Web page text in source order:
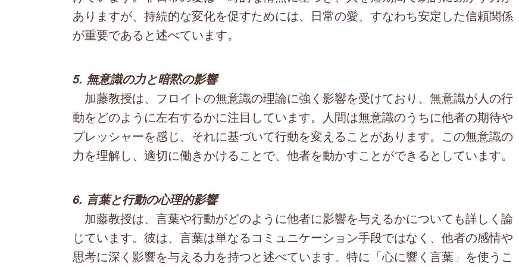
ありますが、持続的な変化を促すためには、日常の愛、すなわち安定した信頼関係
が重要であると述べています。
5. 無意識の力と暗黙の影響
加藤教授は、フロイトの無意識の理論に強く影響を受けており、無意識が人の行
動をどのように左右するかに注目しています。人間は無意識のうちに他者の期待や
プレッシャーを感じ、それに基づいて行動を変えることがあります。この無意識の
力を理解し、適切に働きかけることで、他者を動かすことができるとしています。
6. 言葉と行動の心理的影響
加藤教授は、言葉や行動がどのように他者に影響を与えるかについても詳しく論
じています。彼は、言葉は単なるコミュニケーション手段ではなく、他者の感情や
思考に深く影響を与える力を持つと述べています。特に「心に響く言葉」を使うこ